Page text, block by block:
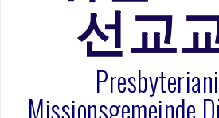
20260322 주안에 가만히 머물
훈목사
선교
Missionsgemeinde